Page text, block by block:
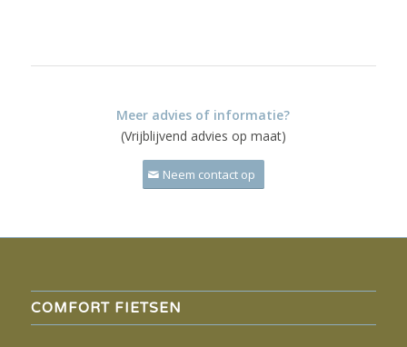
Meer advies of informatie?
(Vrijblijvend advies op maat)
Neem contact op
COMFORT FIETSEN